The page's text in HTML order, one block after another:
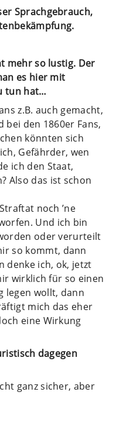
Sprachgebrauch,
mehr so lustig. Der
es hier mit
tun hat…
z.B. auch gemacht,
den 1860er Fans,
könnten sich
Gefährder, wen
ich den Staat,
Also das ist schon
noch ’ne
Und ich bin
oder verurteilt
so kommt, dann
denke ich, ok, jetzt
wirklich für so einen
legen wollt, dann
mich das eher
eine Wirkung
dagegen
ganz sicher, aber